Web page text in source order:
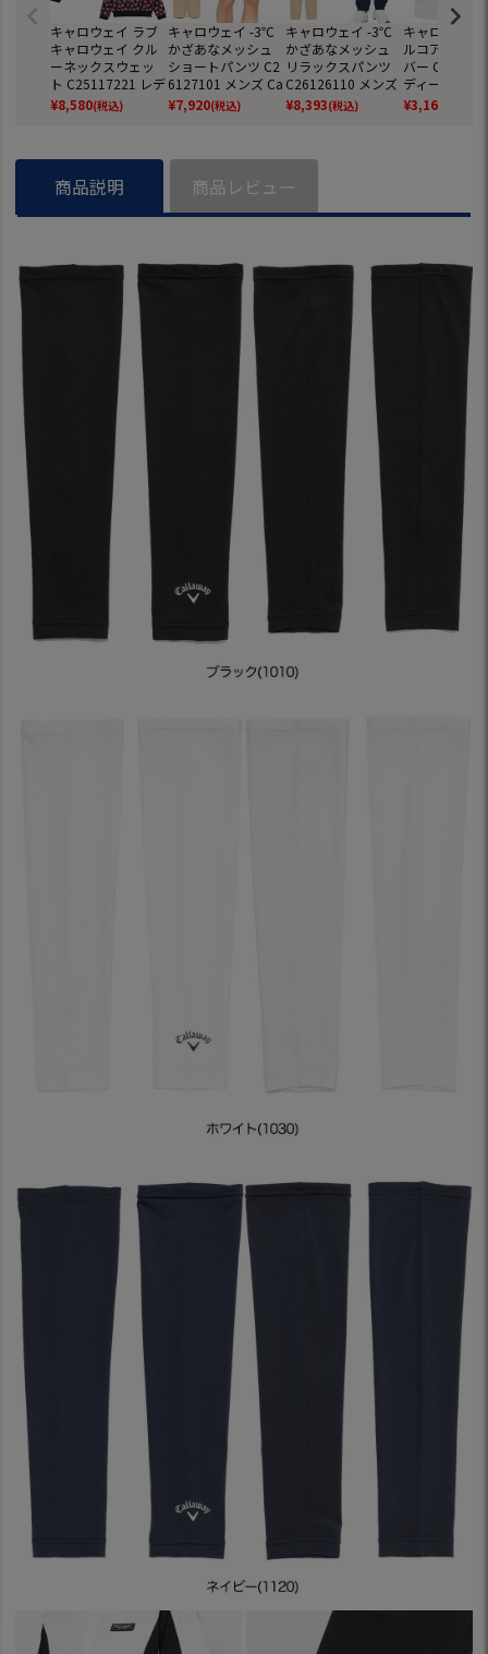
キャロウェイ ラブ
キャロウェイ クル
ーネックスウェッ
ト C25117221 レデ
ィース ゴルフウェ
ア ゴルフ 2025春夏
¥8,580(税込)
キャロウェイ -3℃
かざあなメッシュ
ショートパンツ C2
6127101 メンズ Ca
llaway ゴルフウェ
ア 2026春夏モデル
¥7,920(税込)
キャロウェイ -3℃
かざあなメッシュ
リラックスパンツ
C26126110 メンズ
Callaway ゴルフウ
ェア 2026春夏モデ
¥8,393(税込)
キャロウェイ
ルコアフェイ
バー
ディース ゴル
ェア
6春夏モデル
¥3,168
商品説明 商品レビュー